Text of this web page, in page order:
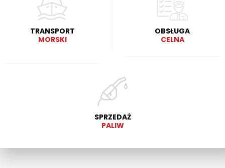
TRANSPORT
MORSKI
OBSŁUGA
CELNA
SPRZEDAŻ
PALIW